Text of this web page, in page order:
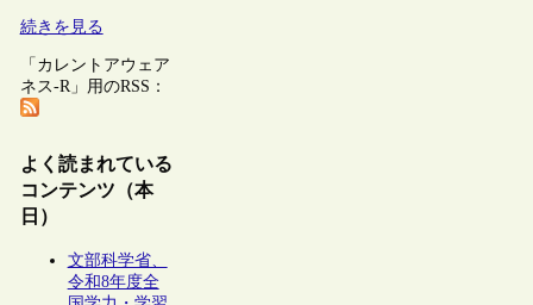
続きを見る
「カレントアウェア
ネス-R」用のRSS：
よく読まれている
コンテンツ（本
日）
文部科学省、
令和8年度全